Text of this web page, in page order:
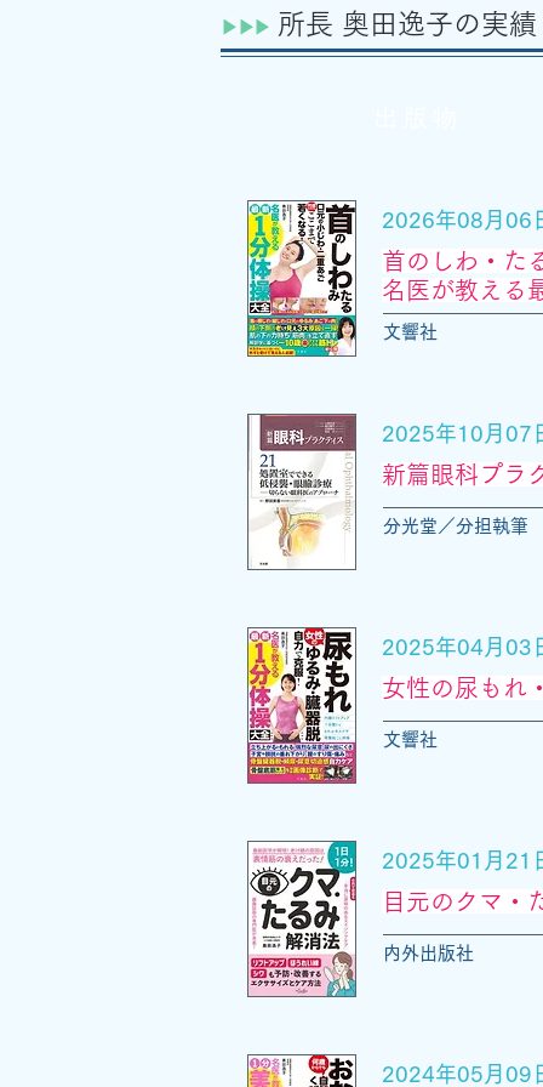
​​▶︎​▶︎▶︎ 所長 奥田逸子の実績
2026年08月06
首のしわ・た
名医が教える
文響社
2025年10月07
新篇眼科プラ
分光堂／分担執筆
2025年04月03
女性の尿もれ
文響社
2025年01月21
目元のクマ・
内外出版社
2024年05月09